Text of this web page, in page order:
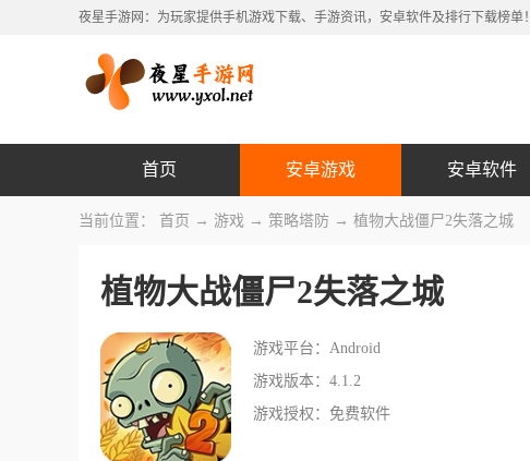
夜星手游网：为玩家提供手机游戏下载、手游资讯，安卓软件及排行下载榜单！
首页 安卓游戏 安卓软件
当前位置： 首页 → 游戏 → 策略塔防 → 植物大战僵尸2失落之城
植物大战僵尸2失落之城
游戏平台：Android
游戏版本：4.1.2
游戏授权：免费软件